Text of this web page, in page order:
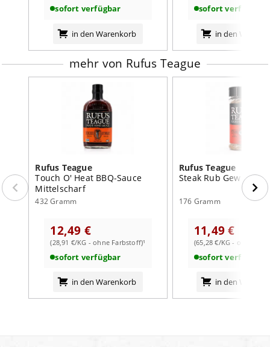
sofort verfügbar
in den Warenkorb
sofort verfügbar
in den
mehr von Rufus Teague
Rufus Teague
Touch O' Heat BBQ-Sauce
Mittelscharf
432 Gramm
12,49 €
(28,91 €/KG - ohne Farbstoff)¹
sofort verfügbar
in den Warenkorb
Rufus Teague
Steak Rub Gewürz
176 Gramm
11,49 €
(65,28 €/KG - ohne
sofort verfügbar
in den